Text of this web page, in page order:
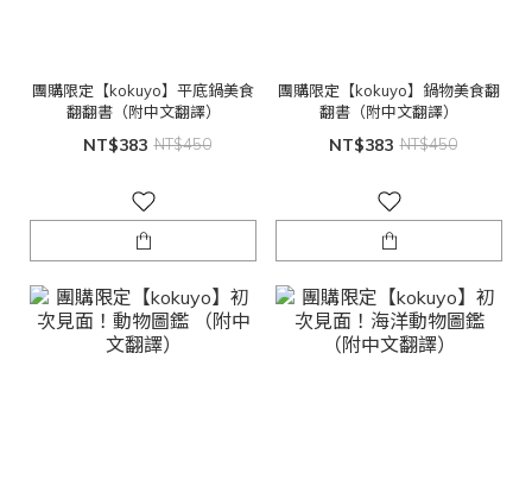
團購限定【kokuyo】平底鍋美食
翻翻書（附中文翻譯）
NT$383 NT$450
團購限定【kokuyo】鍋物美食翻
翻書（附中文翻譯）
NT$383 NT$450